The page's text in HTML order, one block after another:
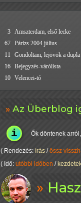
Az Überblog
Ők döntenek
( Rendezés: írás /össz
( Idő: utóbbi időben /
3 Amszterdam, első lecke
67 Párizs 2004 július
11
Gondoltam, lejövök a dupla
16 Bejegyzés-várólista
10 Velencei-tó